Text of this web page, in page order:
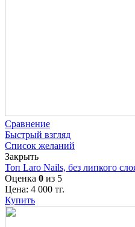
Сравнение
Быстрый взгляд
Список желаний
Закрыть
Топ Laro Nails, без липкого
Оценка 0 из 5
Цена: 4 000 тг.
Купить